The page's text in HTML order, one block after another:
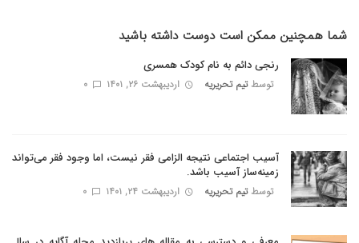
شما همچنین ممکن است دوست داشته باشید
رنجی دائم به نام کودک همسری
توسطتیم تحریریه اردیبهشت ۲۶, ۱۴۰۱ 0
آسیب اجتماعی نتیجه الزامی فقر نیست، اما وجود فقر می‌تواند
زمینه‌ساز آسیب باشد.
توسطتیم تحریریه اردیبهشت ۲۴, ۱۴۰۱ 0